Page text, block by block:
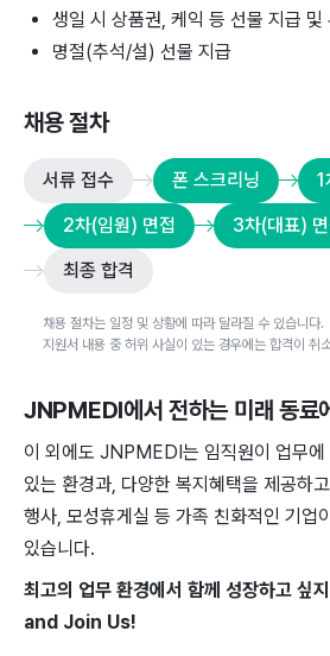
생일 시 상품권, 케익 등 선물 지급 및
명절(추석/설) 선물 지급
채용 절차
서류 접수 폰 스크리닝
1
2차(임원) 면접
3차(대표) 면
최종 합격
채용 절차는 일정 및 상황에 따라 달라질 수 있습니다.
지원서 내용 중 허위 사실이 있는 경우에는 합격이 취
JNPMEDI에서 전하는 미래 동료
이 외에도 JNPMEDI는 임직원이 업무에
있는 환경과, 다양한 복지혜택을 제공하
행사, 모성휴게실 등 가족 친화적인 기업
있습니다.
최고의 업무 환경에서 함께 성장하고 싶
and Join Us!